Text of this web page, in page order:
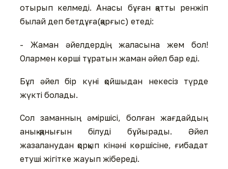
отырып келмеді. Анасы бұған қатты ренжіп
былай деп бетдұға(қарғыс) етеді:
- Жаман әйелдердің жаласына жем бол!
Олармен көрші тұратын жаман әйел бар еді.
Бұл әйел бір күні қойшыдан некесіз түрде
жүкті болады.
Сол заманның әміршісі, болған жағдайдың
анық-қанығын білуді бұйырады. Әйел
жазаланудан қорқып кінәні көршісіне, ғибадат
етуші жігітке жауып жібереді.